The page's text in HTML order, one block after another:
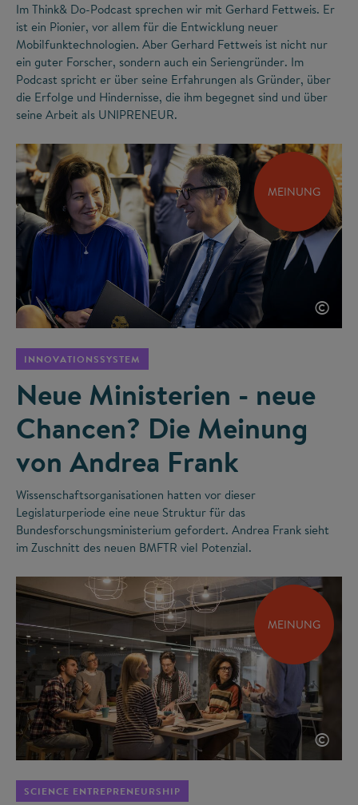
Im Think& Do-Podcast sprechen wir mit Gerhard Fettweis. Er
ist ein Pionier, vor allem für die Entwicklung neuer
Mobilfunktechnologien. Aber Gerhard Fettweis ist nicht nur
ein guter Forscher, sondern auch ein Seriengründer. Im
Podcast spricht er über seine Erfahrungen als Gründer, über
die Erfolge und Hindernisse, die ihm begegnet sind und über
seine Arbeit als UNIPRENEUR.
MEINUNG
©
INNOVATIONSSYSTEM
Neue Ministerien - neue
Chancen? Die Meinung
von Andrea Frank
Wissenschaftsorganisationen hatten vor dieser
Legislaturperiode eine neue Struktur für das
Bundesforschungsministerium gefordert. Andrea Frank sieht
im Zuschnitt des neuen BMFTR viel Potenzial.
MEINUNG
©
SCIENCE ENTREPRENEURSHIP